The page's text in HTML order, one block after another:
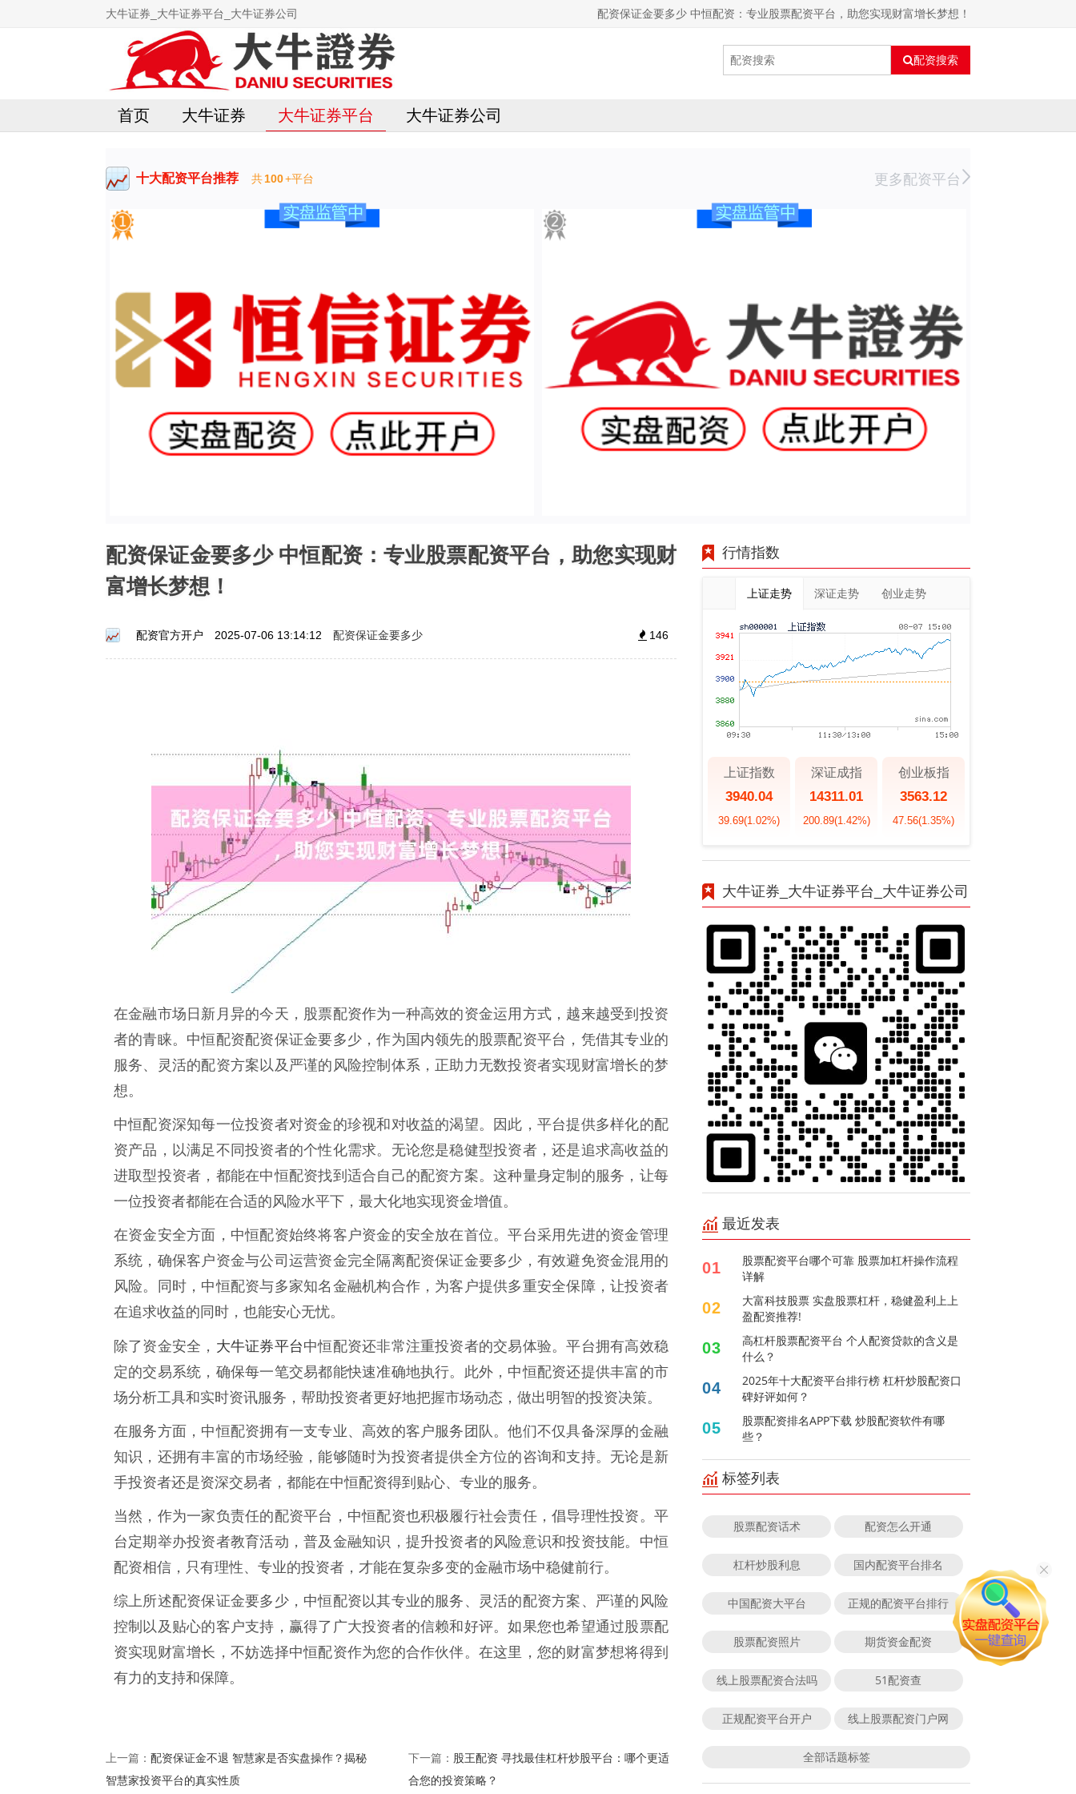
大牛证券_大牛证券平台_大牛证券公司 配资保证金要多少 中恒配资：专业股票配资平台，助您实现财富增长梦想！
配资搜索
首页 大牛证券 大牛证券平台 大牛证券公司
十大配资平台推荐 共100+平台 更多配资平台
配资保证金要多少 中恒配资：专业股票配资平台，助您实现财
富增长梦想！
配资官方开户 2025-07-06 13:14:12 配资保证金要多少 146
在金融市场日新月异的今天，股票配资作为一种高效的资金运用方式，越来越受到投资
者的青睐。中恒配资配资保证金要多少，作为国内领先的股票配资平台，凭借其专业的
服务、灵活的配资方案以及严谨的风险控制体系，正助力无数投资者实现财富增长的梦
想。
中恒配资深知每一位投资者对资金的珍视和对收益的渴望。因此，平台提供多样化的配
资产品，以满足不同投资者的个性化需求。无论您是稳健型投资者，还是追求高收益的
进取型投资者，都能在中恒配资找到适合自己的配资方案。这种量身定制的服务，让每
一位投资者都能在合适的风险水平下，最大化地实现资金增值。
在资金安全方面，中恒配资始终将客户资金的安全放在首位。平台采用先进的资金管理
系统，确保客户资金与公司运营资金完全隔离配资保证金要多少，有效避免资金混用的
风险。同时，中恒配资与多家知名金融机构合作，为客户提供多重安全保障，让投资者
在追求收益的同时，也能安心无忧。
除了资金安全， 大牛证券平台中恒配资还非常注重投资者的交易体验。平台拥有高效稳
定的交易系统，确保每一笔交易都能快速准确地执行。此外，中恒配资还提供丰富的市
场分析工具和实时资讯服务，帮助投资者更好地把握市场动态，做出明智的投资决策。
在服务方面，中恒配资拥有一支专业、高效的客户服务团队。他们不仅具备深厚的金融
知识，还拥有丰富的市场经验，能够随时为投资者提供全方位的咨询和支持。无论是新
手投资者还是资深交易者，都能在中恒配资得到贴心、专业的服务。
当然，作为一家负责任的配资平台，中恒配资也积极履行社会责任，倡导理性投资。平
台定期举办投资者教育活动，普及金融知识，提升投资者的风险意识和投资技能。中恒
配资相信，只有理性、专业的投资者，才能在复杂多变的金融市场中稳健前行。
综上所述配资保证金要多少，中恒配资以其专业的服务、灵活的配资方案、严谨的风险
控制以及贴心的客户支持，赢得了广大投资者的信赖和好评。如果您也希望通过股票配
资实现财富增长，不妨选择中恒配资作为您的合作伙伴。在这里，您的财富梦想将得到
有力的支持和保障。
上一篇： 配资保证金不退 智慧家是否实盘操作？揭秘
智慧家投资平台的真实性质
下一篇： 股王配资 寻找最佳杠杆炒股平台：哪个更适
合您的投资策略？
行情指数
上证走势 深证走势 创业走势
上证指数
3940.04
39.69(1.02%)
深证成指
14311.01
200.89(1.42%)
创业板指
3563.12
47.56(1.35%)
大牛证券_大牛证券平台_大牛证券公司
最近发表
01
股票配资平台哪个可靠 股票加杠杆操作流程
详解
02
大富科技股票 实盘股票杠杆，稳健盈利上上
盈配资推荐!
03
高杠杆股票配资平台 个人配资贷款的含义是
什么？
04
2025年十大配资平台排行榜 杠杆炒股配资口
碑好评如何？
05
股票配资排名APP下载 炒股配资软件有哪
些？
标签列表
股票配资话术 配资怎么开通
杠杆炒股利息 国内配资平台排名
中国配资大平台 正规的配资平台排行
股票配资照片 期货资金配资
线上股票配资合法吗 51配资查
正规配资平台开户 线上股票配资门户网
全部话题标签